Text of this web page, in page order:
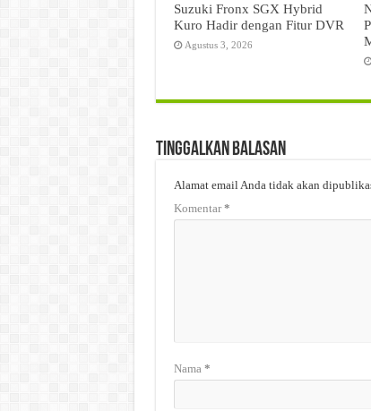
Suzuki Fronx SGX Hybrid
Kuro Hadir dengan Fitur DVR
Agustus 3, 2026
Tinggalkan Balasan
Alamat email Anda tidak akan
Komentar*
Nama *